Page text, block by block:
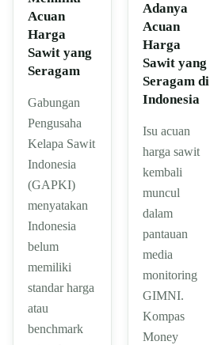
Acuan
Harga
Sawit yang
Seragam
Gabungan
Pengusaha
Kelapa Sawit
Indonesia
(GAPKI)
menyatakan
Indonesia
belum
memiliki
standar harga
atau
benchmark
Adanya
Acuan
Harga
Sawit yang
Seragam di
Indonesia
Isu acuan
harga sawit
kembali
muncul
dalam
pantauan
media
monitoring
GIMNI.
Kompas
Money